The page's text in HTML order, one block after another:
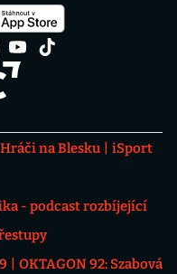
Hráči na Blesku
iSport
- podcast rozbíjející
OKTAGON 92: Szabová